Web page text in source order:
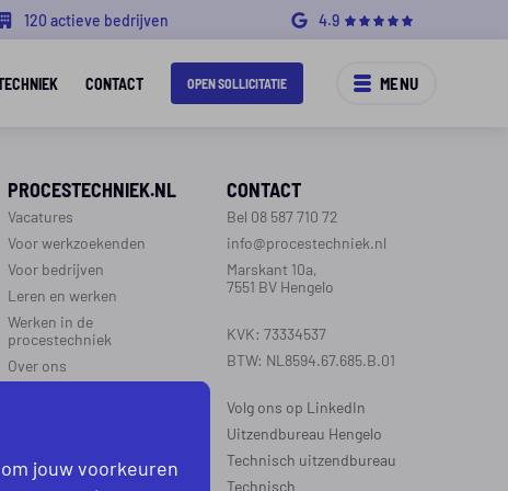
120 actieve bedrijven 4.9
CONTACT OPEN SOLLICITATIE MENU
PROCESTECHNIEK.NL
Vacatures
Voor werkzoekenden
Voor bedrijven
Leren en werken
Werken in de
procestechniek
Over ons
REGIO’S WERKZAAM
CONTACT
Bel 08 587 710 72
info@procestechniek.nl
Marskant 10a,
7551 BV Hengelo
KVK: 73334537
BTW: NL8594.67.685.B.01
Volg ons op LinkedIn
Uitzendbureau Hengelo
Technisch uitzendbureau
Technisch
jouw voorkeuren